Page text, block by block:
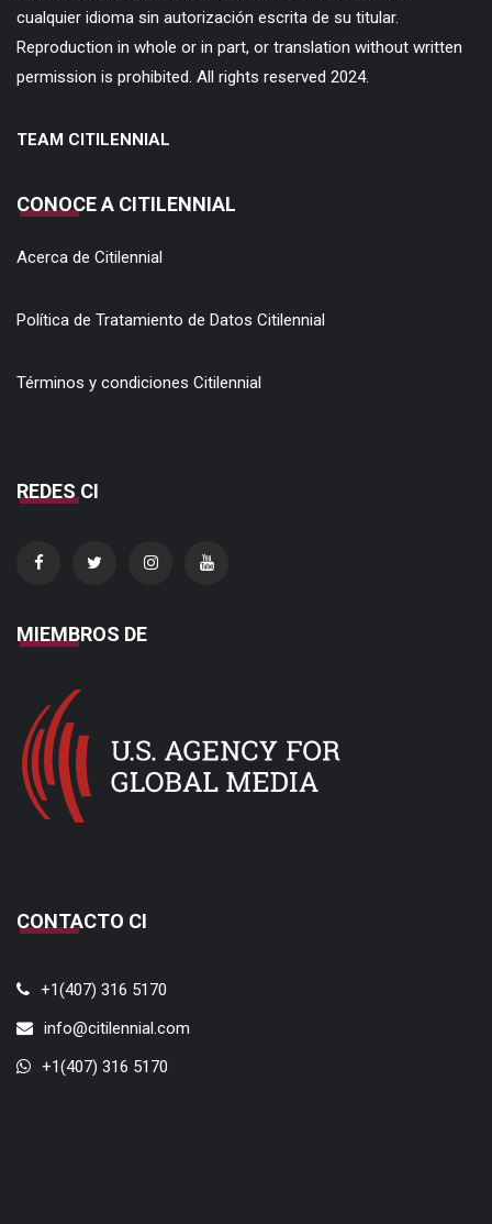
cualquier idioma sin autorización escrita de su titular.
Reproduction in whole or in part, or translation without written
permission is prohibited. All rights reserved 2024.
TEAM CITILENNIAL
CONOCE A CITILENNIAL
Acerca de Citilennial
Política de Tratamiento de Datos Citilennial
Términos y condiciones Citilennial
REDES CI
MIEMBROS DE
CONTACTO CI
+1(407) 316 5170
info@citilennial.com
+1(407) 316 5170